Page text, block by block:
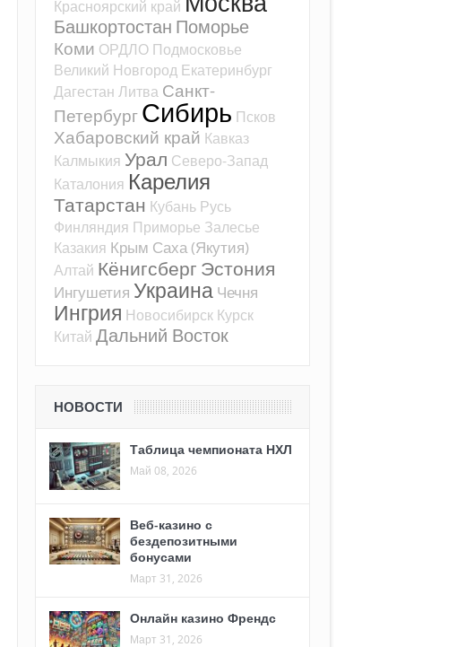
Красноярский край
Башкортостан Поморье
Коми ОРДЛО Подмосковье
Великий Новгород Екатеринбург
Дагестан Литва Санкт-
Петербург Сибирь Псков
Хабаровский край Кавказ
Калмыкия Урал Северо-Запад
Каталония Карелия
Татарстан Кубань Русь
Финляндия Приморье Залесье
Казакия Крым Саха (Якутия)
Алтай Кёнигсберг Эстония
Ингушетия Украина Чечня
Ингрия Новосибирск Курск
Китай Дальний Восток
НОВОСТИ
Таблица чемпионата НХЛ
Май 08, 2026
Веб-казино с
бездепозитными
бонусами
Март 31, 2026
Онлайн казино Френдс
Март 31, 2026